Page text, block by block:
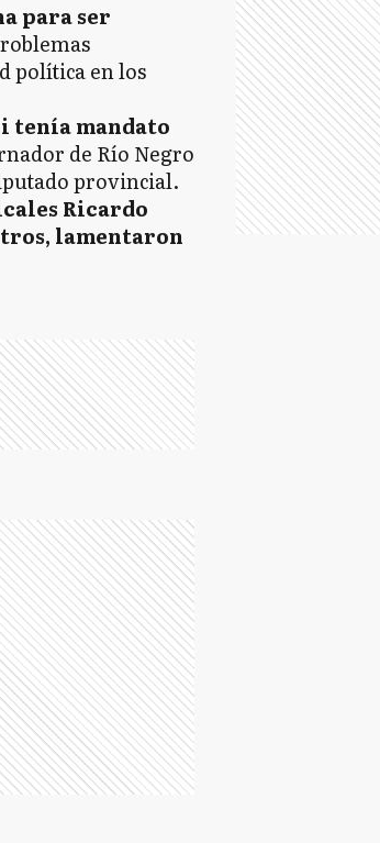
para ser
política en los
tenía mandato
de Río Negro
provincial.
Ricardo
lamentaron